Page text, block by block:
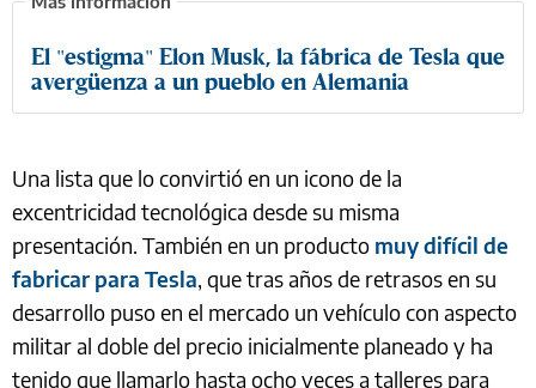
El "estigma" Elon Musk, la fábrica de Tesla que
avergüenza a un pueblo en Alemania
Una lista que lo convirtió en un icono de la
excentricidad tecnológica desde su misma
presentación. También en un producto muy difícil de
fabricar para Tesla, que tras años de retrasos en su
desarrollo puso en el mercado un vehículo con aspecto
militar al doble del precio inicialmente planeado y ha
tenido que llamarlo hasta ocho veces a talleres para